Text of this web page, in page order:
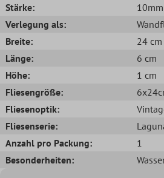
Stärke:
10mm
Verlegung als:
Breite:
24 cm
Länge:
6 cm
Höhe:
1 cm
Fliesengröße:
Fliesenoptik:
Fliesenserie:
Anzahl pro Packung:
1
Besonderheiten: